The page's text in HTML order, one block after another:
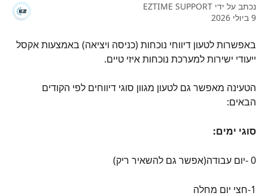
נכתב על ידי EZTIME SUPPORT
9 ביולי 2026
באפשרות לטעון דיווחי נוכחות (כניסה ויציאה) באמצעות אקסל
ייעודי ישירות למערכת נוכחות איזי טיים.
הטעינה מאפשר גם לטעון מגוון סוגי דיווחים לפי הקודים
הבאים:
סוגי ימים:
0 -יום עבודה(אפשר גם להשאיר ריק)
1-חצי יום מחלה